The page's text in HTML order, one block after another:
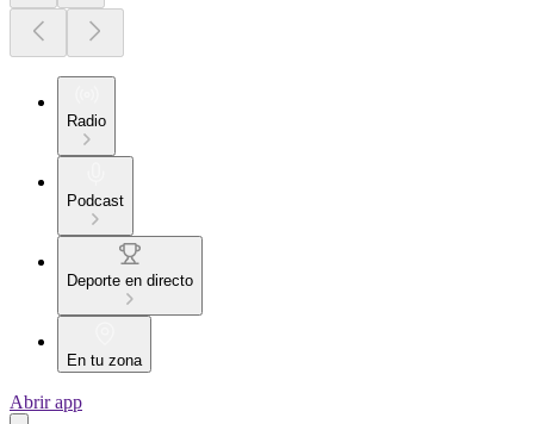
Radio
Podcast
Deporte en directo
En tu zona
Abrir app